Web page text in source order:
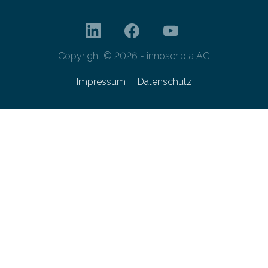
Copyright © 2026 - innoscripta AG
Impressum Datenschutz